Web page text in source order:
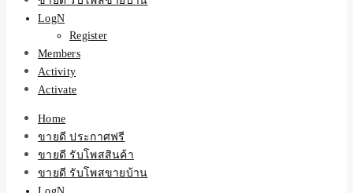
LogN
Register
Members
Activity
Activate
Home
ขายดี ประกาศฟรี
ขายดี รับโพสสินค้า
ขายดี รับโพสขายบ้าน